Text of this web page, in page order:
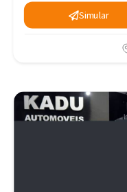
Simular